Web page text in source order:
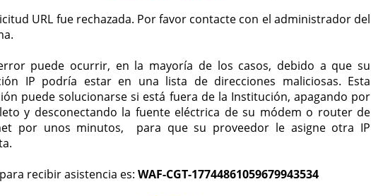
URL fue rechazada. Por favor contacte con el administrador del
puede ocurrir, en la mayoría de los casos, debido a que su
IP podría estar en una lista de direcciones maliciosas. Esta
puede solucionarse si está fuera de la Institución, apagando por
y desconectando la fuente eléctrica de su módem o router de
por unos minutos, para que su proveedor le asigne otra IP
recibir asistencia es: WAF-CGT-17744861059679943534